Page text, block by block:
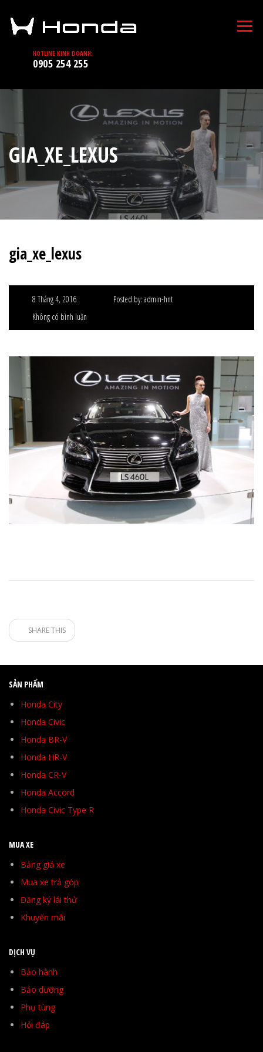
HOTLINE KINH DOANH:
0905 254 255
GIA_XE_LEXUS
gia_xe_lexus
8 Tháng 4, 2016 Posted by: admin-hnt
Không có bình luận
SHARE THIS
SẢN PHẨM
Honda City
Honda Civic
Honda BR-V
Honda HR-V
Honda CR-V
Honda Accord
Honda Civic Type R
MUA XE
Bảng giá xe
Mua xe trả góp
Đăng ký lái thử
Khuyến mãi
DỊCH VỤ
Bảo hành
Bảo dưỡng
Phụ tùng
Hỏi đáp